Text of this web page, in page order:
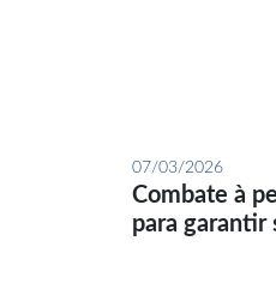
07/03/2026
Combate à
para garantir